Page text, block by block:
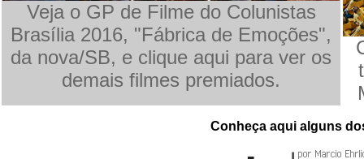
Veja o GP de Filme do Colunistas
Brasília 2016, "Fábrica de Emoções",
da nova/SB, e clique aqui para ver os
demais filmes premiados.
Conheça aqui alguns